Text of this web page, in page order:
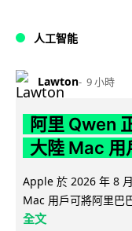
人工智能
Lawton 9 小時
阿里 Qwen
大陸 Mac 用
Apple 於 2026 年 8
Mac 用戶可將阿里巴
全文